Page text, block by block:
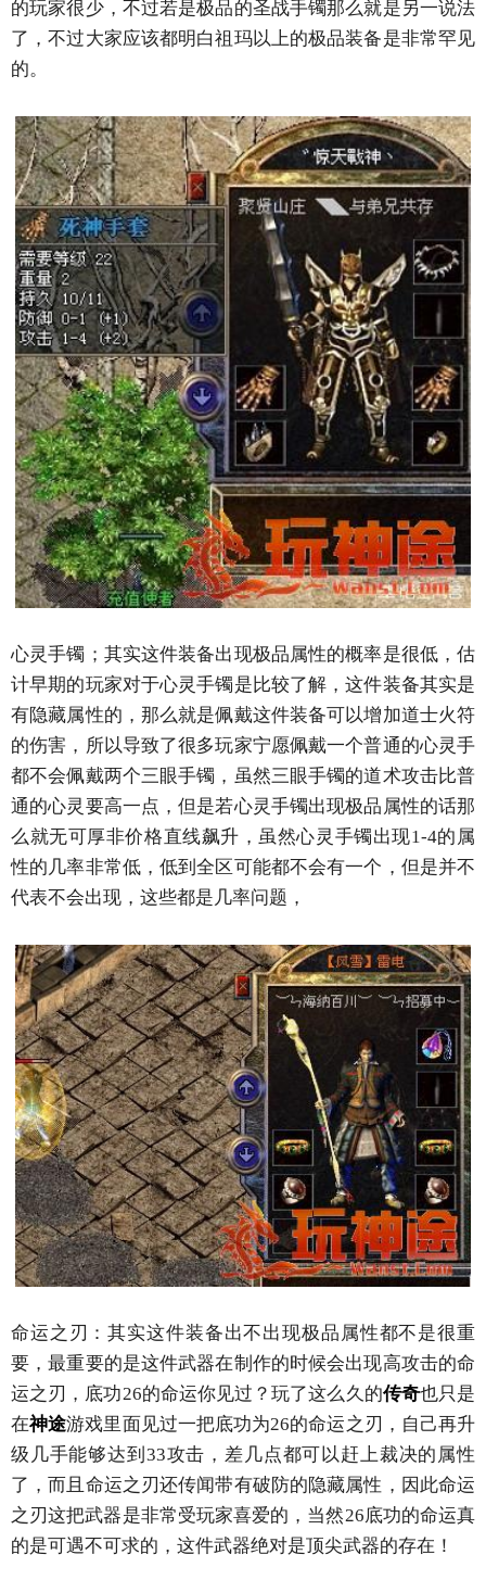
的玩家很少，不过若是极品的圣战手镯那么就是另一说法
了，不过大家应该都明白祖玛以上的极品装备是非常罕见
的。
心灵手镯；其实这件装备出现极品属性的概率是很低，估
计早期的玩家对于心灵手镯是比较了解，这件装备其实是
有隐藏属性的，那么就是佩戴这件装备可以增加道士火符
的伤害，所以导致了很多玩家宁愿佩戴一个普通的心灵手
都不会佩戴两个三眼手镯，虽然三眼手镯的道术攻击比普
通的心灵要高一点，但是若心灵手镯出现极品属性的话那
么就无可厚非价格直线飙升，虽然心灵手镯出现1-4的属
性的几率非常低，低到全区可能都不会有一个，但是并不
代表不会出现，这些都是几率问题，
命运之刃：其实这件装备出不出现极品属性都不是很重
要，最重要的是这件武器在制作的时候会出现高攻击的命
运之刃，底功26的命运你见过？玩了这么久的传奇也只是
在神途游戏里面见过一把底功为26的命运之刃，自己再升
级几手能够达到33攻击，差几点都可以赶上裁决的属性
了，而且命运之刃还传闻带有破防的隐藏属性，因此命运
之刃这把武器是非常受玩家喜爱的，当然26底功的命运真
的是可遇不可求的，这件武器绝对是顶尖武器的存在！